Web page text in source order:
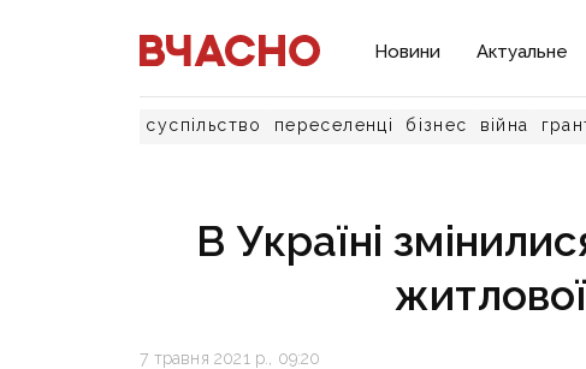
Новини Актуальне
суспільство переселенці бізнес війна
В Україні
7 травня 2021 р., 09:20